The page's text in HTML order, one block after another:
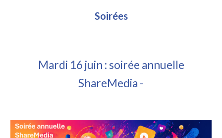
Soirées
Mardi 16 juin : soirée annuelle
ShareMedia -